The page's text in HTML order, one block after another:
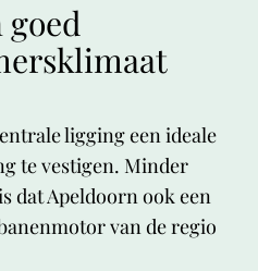
goed
ligging een ideale
te vestigen. Minder
dat Apeldoorn ook een
van de regio